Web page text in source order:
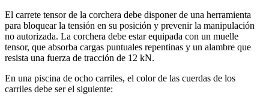
El carrete tensor de la corchera debe disponer de una herramienta
para bloquear la tensión en su posición y prevenir la manipulación
no autorizada. La corchera debe estar equipada con un muelle
tensor, que absorba cargas puntuales repentinas y un alambre que
resista una fuerza de tracción de 12 kN.
En una piscina de ocho carriles, el color de las cuerdas de los
carriles debe ser el siguiente: